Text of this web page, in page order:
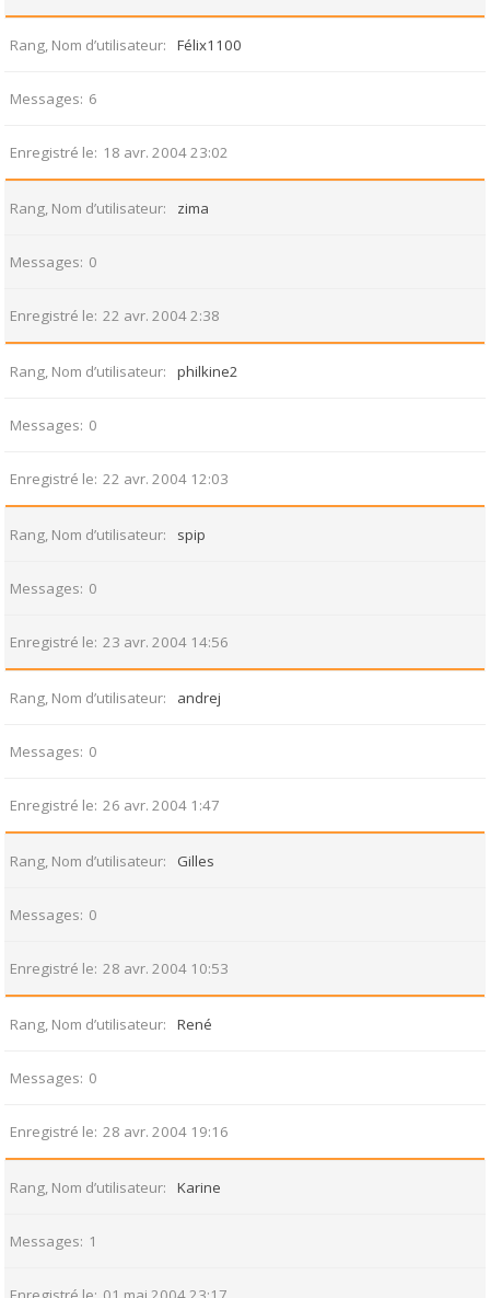
Rang, Nom d’utilisateur Félix1100
Messages 6
Enregistré le 18 avr. 2004 23:02
Rang, Nom d’utilisateur zima
Messages 0
Enregistré le 22 avr. 2004 2:38
Rang, Nom d’utilisateur philkine2
Messages 0
Enregistré le 22 avr. 2004 12:03
Rang, Nom d’utilisateur spip
Messages 0
Enregistré le 23 avr. 2004 14:56
Rang, Nom d’utilisateur andrej
Messages 0
Enregistré le 26 avr. 2004 1:47
Rang, Nom d’utilisateur Gilles
Messages 0
Enregistré le 28 avr. 2004 10:53
Rang, Nom d’utilisateur René
Messages 0
Enregistré le 28 avr. 2004 19:16
Rang, Nom d’utilisateur Karine
Messages 1